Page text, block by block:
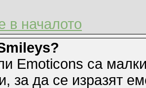
в началото
Emoticons са
за да се изразят